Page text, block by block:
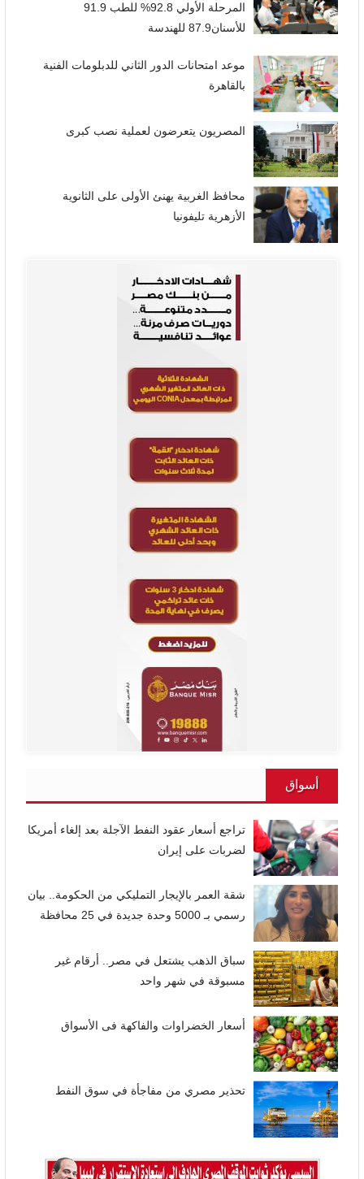
المرحلة الأولي 92.8% للطب 91.9
للأسنان87.9 للهندسة
موعد امتحانات الدور الثاني للدبلومات الفنية
بالقاهرة
المصريون يتعرضون لعملية نصب كبرى
محافظ الغربية يهنئ الأولى على الثانوية
الأزهرية تليفونيا
أسواق
تراجع أسعار عقود النفط الآجلة بعد إلغاء أمريكا
لضربات على إيران
شقة العمر بالإيجار التمليكي من الحكومة.. بيان
رسمي بـ 5000 وحدة جديدة في 25 محافظة
سباق الذهب يشتعل في مصر.. أرقام غير
مسبوقة في شهر واحد
أسعار الخضراوات والفاكهة فى الأسواق
تحذير مصري من مفاجأة في سوق النفط